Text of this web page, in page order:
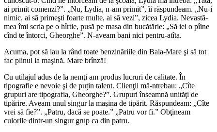
ai primit comenzi?”. „Nu, Lydia, n-am primit”, îi răspundeam. „Nu-i
nimic, ai să primeşti foarte multe, ai să vezi”, zicea Lydia. Nevastă-
mea îmi scria pe o hîrtie, pusă pe masa din bucătărie: „Să iei o pîine
cînd te întorci, Gheorghe”. N-aveam bani nici pentru-atîta.
Acuma, pot să iau la rând toate benzinăriile din Baia-Mare şi să tot
fac plinul la maşină. Mare brînză!
Cu utilajul adus de la nemţi am produs lucruri de calitate. În
tipografie e nevoie şi de puțin talent. Clienţii mă-ntrebau: „Cîte
grupuri are tipografia, Gheorghe?”. Grupuri înseamnă unităţi de
tipărire. Aveam unul singur la maşina de tipărit. Răspundeam: „Cîte
vrei să fie?”. „Patru, dacă se poate.” „Patru vor fi.” Obţineam
culorile dintr-un singur grup ca din patru.